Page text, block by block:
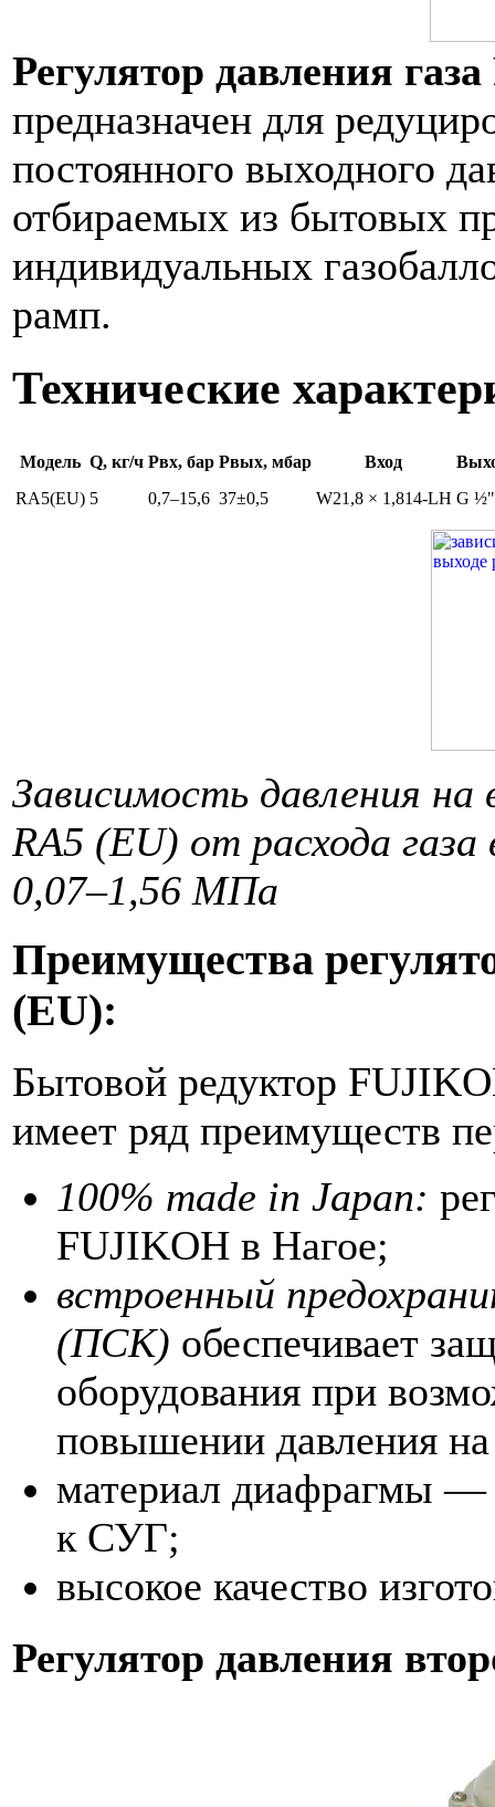
Регулятор давления
предназначен для
постоянного выходного
отбираемых из бытовых
индивидуальных
рамп.
Технические
Модель Q, кг/ч Pвх, бар Pвых, мбар Вход
RA5(EU) 5 0,7–15,6 37±0,5 W21,8 × 1,814-LH G ½"
Зависимость давления
RA5 (EU) от расхода газа
0,07–1,56 МПа
Преимущества
(EU):
Бытовой редуктор
имеет ряд преимуществ
100% made in Japan:
FUJIKOH в Нагое;
встроенный
(ПСК) обеспечивает
оборудования при
повышении давления
материал диафрагмы —
к СУГ;
высокое качество
Регулятор давления